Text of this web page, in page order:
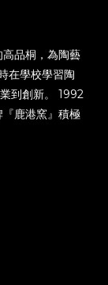
品桐，為陶藝
在學校學習陶
到創新。 1992
鹿港窯』積極